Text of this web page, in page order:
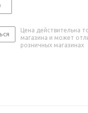
Цена действительна
магазина и может
розничных магазинах